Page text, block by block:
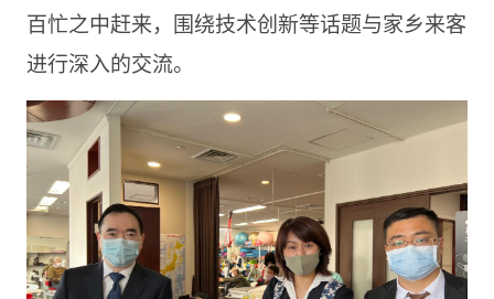
百忙之中赶来，围绕技术创新等话题与家乡来客
进行深入的交流。